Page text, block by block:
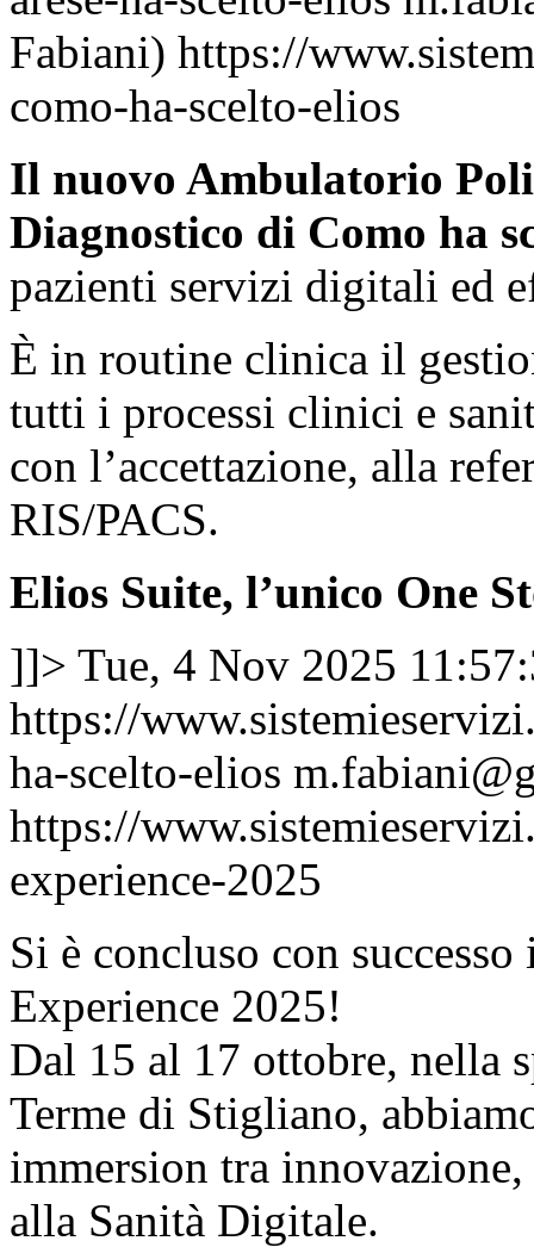
Fabiani) https://
como-ha-scelto-elios
Il nuovo Ambulatorio
Diagnostico di Como ha
pazienti servizi digitali ed
È in routine clinica il
tutti i processi clinici e
con l’accettazione, alla
RIS/PACS.
Elios Suite, l’unico One
]]> Tue, 4 Nov 2025
https://
ha-scelto-elios
https://
experience-2025
Si è concluso con
Experience 2025!
Dal 15 al 17 ottobre, nella
Terme di Stigliano,
immersion tra
alla Sanità Digitale.